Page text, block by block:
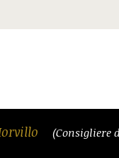
(Consigliere